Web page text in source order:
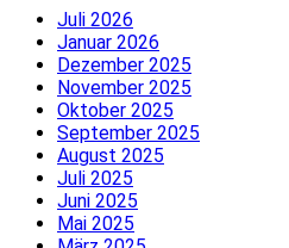
Juli 2026
Januar 2026
Dezember 2025
November 2025
Oktober 2025
September 2025
August 2025
Juli 2025
Juni 2025
Mai 2025